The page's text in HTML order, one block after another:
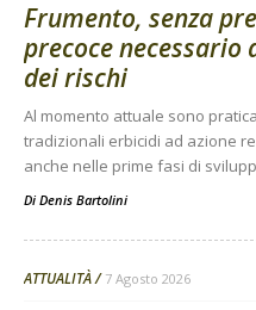
Frumento, senza
precoce necessario
dei rischi
Al momento attuale sono
tradizionali erbicidi ad azione
anche nelle prime fasi di
Di Denis Bartolini
ATTUALITÀ 7 Agosto 2026